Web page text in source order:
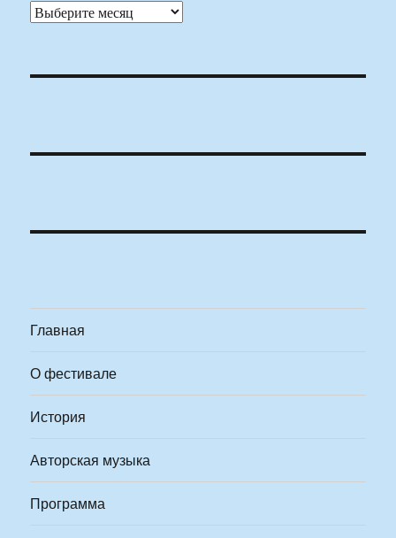
Архивы
Главная
О фестивале
История
Авторская музыка
Программа